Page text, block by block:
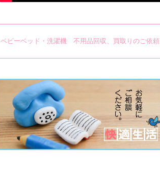
ベビーベッド・洗濯機 不用品回収、買取りのご依頼